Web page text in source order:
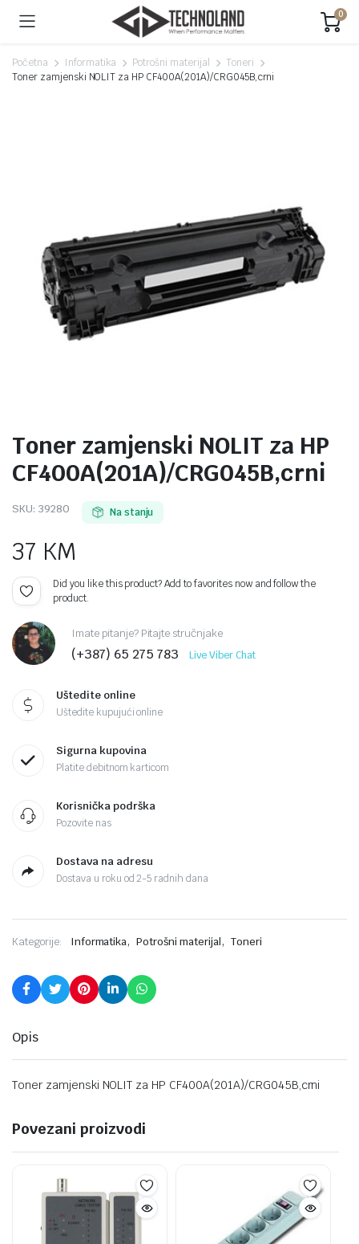
0
Početna Informatika Potrošni materijal
Toneri
Toner zamjenski NOLIT za HP CF400A(201A)/CRG045B,crni
Toner zamjenski NOLIT za HP
CF400A(201A)/CRG045B,crni
SKU: 39280 Na stanju
37 KM
Did you like this product? Add to favorites now and follow the
product.
Imate pitanje? Pitajte stručnjake
(+387) 65 275 783 Live Viber Chat
Uštedite online
Uštedite kupujući online
Sigurna kupovina
Platite debitnom karticom
Korisnička podrška
Pozovite nas
Dostava na adresu
Dostava u roku od 2-5 radnih dana
Kategorije: Informatika, Potrošni materijal, Toneri
Opis
Toner zamjenski NOLIT za HP CF400A(201A)/CRG045B,crni
Povezani proizvodi